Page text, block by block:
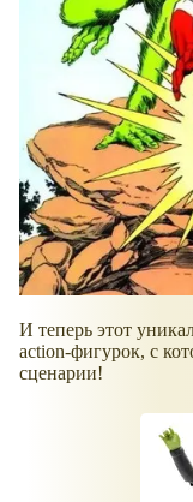
И теперь этот
action-фигурок, с
сценарии!